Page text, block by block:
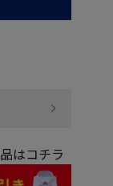
はコチラ